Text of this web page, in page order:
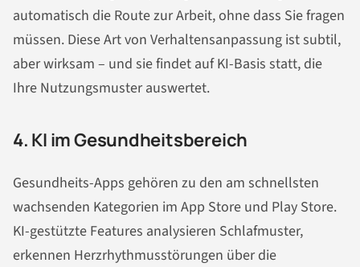
automatisch die Route zur Arbeit, ohne dass Sie fragen
müssen. Diese Art von Verhaltensanpassung ist subtil,
aber wirksam – und sie findet auf KI-Basis statt, die
Ihre Nutzungsmuster auswertet.
4. KI im Gesundheitsbereich
Gesundheits-Apps gehören zu den am schnellsten
wachsenden Kategorien im App Store und Play Store.
KI-gestützte Features analysieren Schlafmuster,
erkennen Herzrhythmusstörungen über die